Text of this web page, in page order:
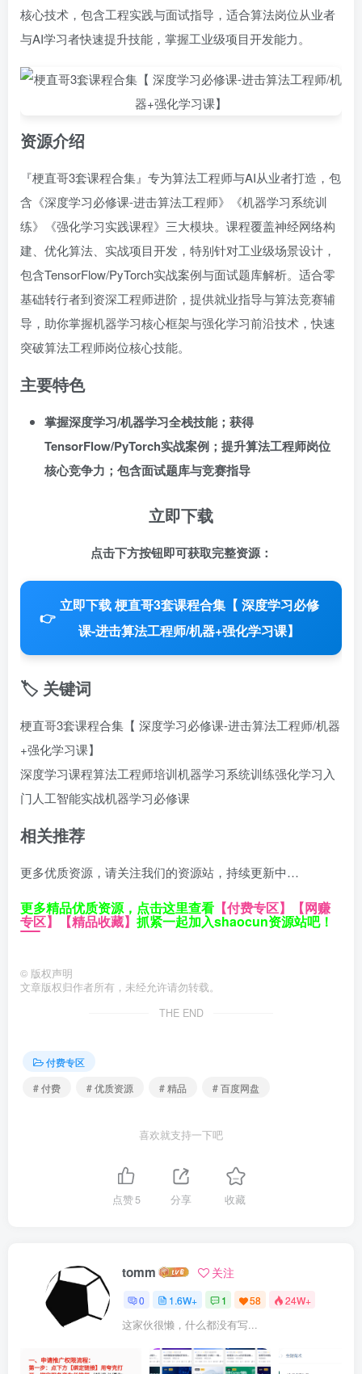
核心技术，包含工程实践与面试指导，适合算法岗位从业者
与AI学习者快速提升技能，掌握工业级项目开发能力。
资源介绍
『梗直哥3套课程合集』专为算法工程师与AI从业者打造，包
含《深度学习必修课-进击算法工程师》《机器学习系统训
练》《强化学习实践课程》三大模块。课程覆盖神经网络构
建、优化算法、实战项目开发，特别针对工业级场景设计，
包含TensorFlow/PyTorch实战案例与面试题库解析。适合零
基础转行者到资深工程师进阶，提供就业指导与算法竞赛辅
导，助你掌握机器学习核心框架与强化学习前沿技术，快速
突破算法工程师岗位核心技能。
主要特色
掌握深度学习/机器学习全栈技能；获得
TensorFlow/PyTorch实战案例；提升算法工程师岗位
核心竞争力；包含面试题库与竞赛指导
立即下载
点击下方按钮即可获取完整资源：
👉
立即下载 梗直哥3套课程合集【 深度学习必修
课-进击算法工程师/机器+强化学习课】
🏷️ 关键词
梗直哥3套课程合集【 深度学习必修课-进击算法工程师/机器
+强化学习课】
深度学习课程算法工程师培训机器学习系统训练强化学习入
门人工智能实战机器学习必修课
相关推荐
更多优质资源，请关注我们的资源站，持续更新中…
更多精品优质资源，点击这里查看 【付费专区】 【网赚
专区】 【精品收藏】 抓紧一起加入shaocun资源站吧！
© 版权声明
文章版权归作者所有，未经允许请勿转载。
THE END
付费专区
# 付费
# 优质资源 # 精品 # 百度网盘
喜欢就支持一下吧
点赞5 分享 收藏
tomm 关注
0 1.6W+ 1 58 24W+
这家伙很懒，什么都没有写...